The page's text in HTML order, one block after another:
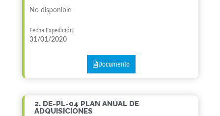
No disponible
Fecha Expedición:
31/01/2020
Documento
2. DE-PL-04 PLAN ANUAL DE
ADQUISICIONES